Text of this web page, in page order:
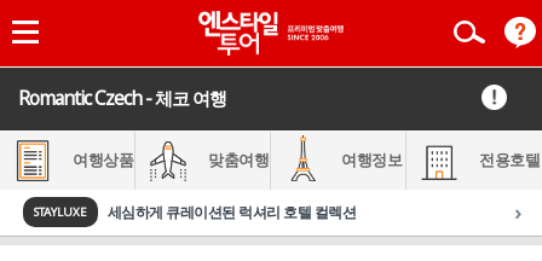
Romantic Czech - 체코 여행
여행상품 맞춤여행 여행정보 전용호텔
STAYLUXE 세심하게 큐레이션된 럭셔리 호텔 컬렉션 ›